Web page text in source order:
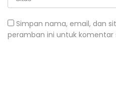
Simpan nama, email, dan
peramban ini untuk komentar